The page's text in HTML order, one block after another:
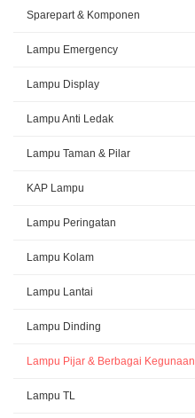
Sparepart & Komponen
Lampu Emergency
Lampu Display
Lampu Anti Ledak
Lampu Taman & Pilar
KAP Lampu
Lampu Peringatan
Lampu Kolam
Lampu Lantai
Lampu Dinding
Lampu Pijar & Berbagai Kegunaan
Lampu TL